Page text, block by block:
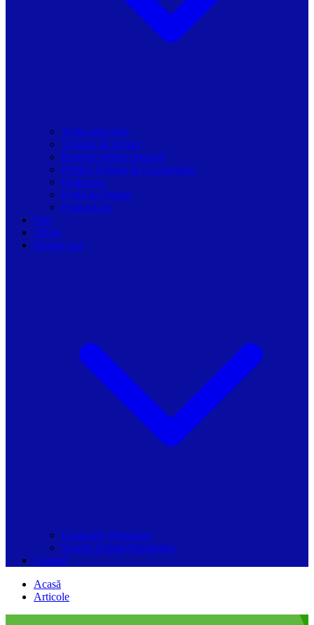
Toate articolele
Viziune de primar
Resurse pentru primarii
Politici Urbane & Guvernanta
Dialoguri
Profil de Primar
Podcast-uri
Stiri
Oferte
Despre noi
Grupurile Whatsapp
Spațiul Ghidul Primăriilor
Contact
Acasă
Articole